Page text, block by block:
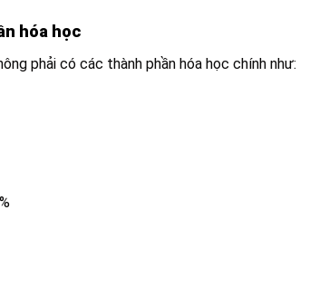
hóa học
phải có các thành phần hóa học chính như: